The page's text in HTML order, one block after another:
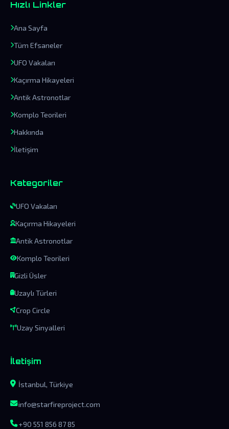
Hızlı Linkler
Ana Sayfa
Tüm Efsaneler
UFO Vakaları
Kaçırma Hikayeleri
Antik Astronotlar
Komplo Teorileri
Hakkında
İletişim
Kategoriler
UFO Vakaları
Kaçırma Hikayeleri
Antik Astronotlar
Komplo Teorileri
Gizli Üsler
Uzaylı Türleri
Crop Circle
Uzay Sinyalleri
İletişim
İstanbul, Türkiye
info@starfireproject.com
+90 551 856 87 85